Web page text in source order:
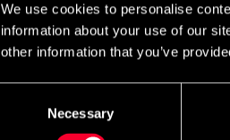
We use cookies to personalise
information about your use of our
other information that you’ve
Necessary